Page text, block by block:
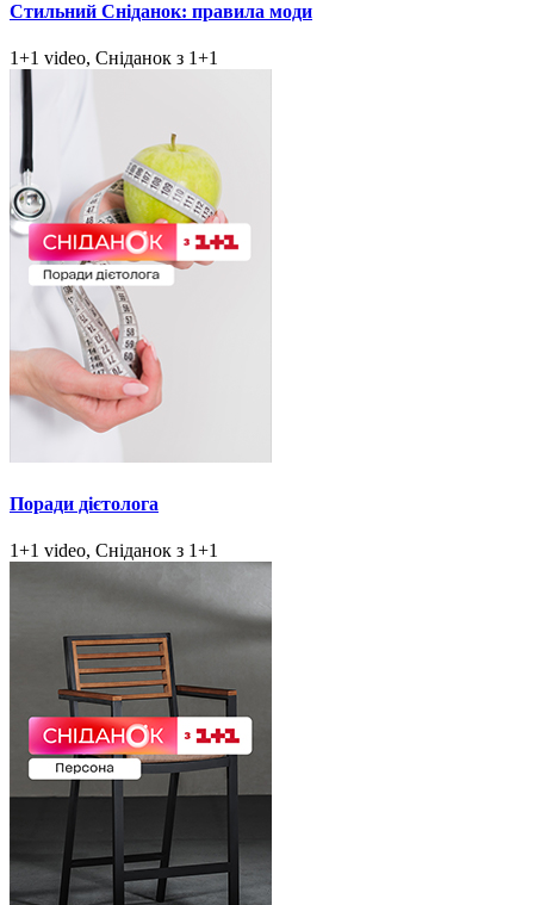
Стильний Сніданок: правила моди
1+1 video, Сніданок з 1+1
Поради дієтолога
1+1 video, Сніданок з 1+1